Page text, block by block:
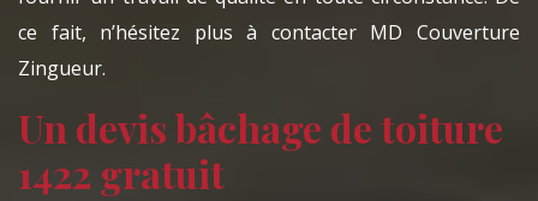
ce fait, n’hésitez plus à contacter MD Couverture
Zingueur.
Un devis bâchage de toiture
1422 gratuit